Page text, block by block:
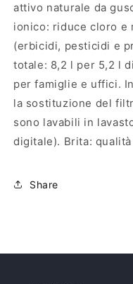
Filtro
Maxtra
Pro
All-
in-
1,
Brita
Filtro
Pro
All-
in-
1,
Brita
attivo naturale da
ionico: riduce cloro e
(erbicidi, pesticidi e
totale: 8,2 l per 5,2 l
per famiglie e uffici.
la sostituzione del
sono lavabili in
digitale). Brita:
Share